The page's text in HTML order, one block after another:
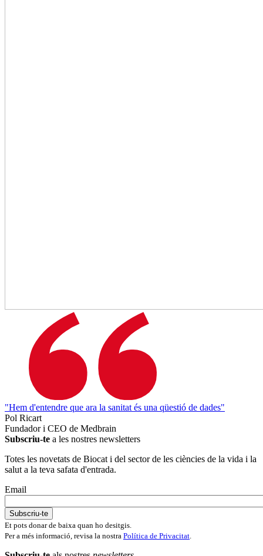
"Hem d'entendre que ara la sanitat és una qüestió de dades"
Pol Ricart
Fundador i CEO de Medbrain
Subscriu-te a les nostres newsletters
Totes les novetats de Biocat i del sector de les ciències de la vida i la
salut a la teva safata d'entrada.
Email
Et pots donar de baixa quan ho desitgis.
Per a més informació, revisa la nostra Política de Privacitat